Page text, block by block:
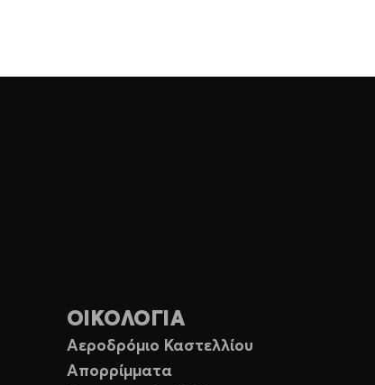
ΟΙΚΟΛΟΓΙΑ
Αεροδρόμιο Καστελλίου
Απορρίμματα